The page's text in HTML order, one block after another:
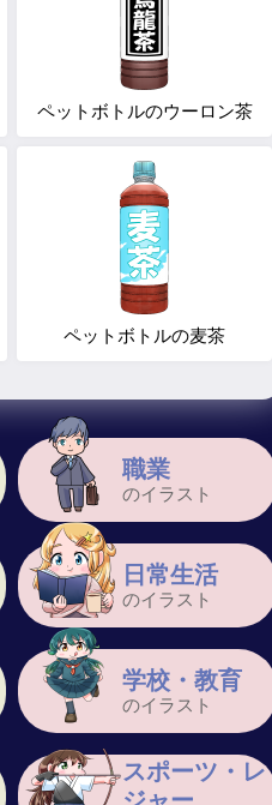
職業
のイラスト
日常生活
のイラスト
学校・教育
のイラスト
スポーツ・レ
ペットボトルのウーロン茶
ペットボトルの麦茶